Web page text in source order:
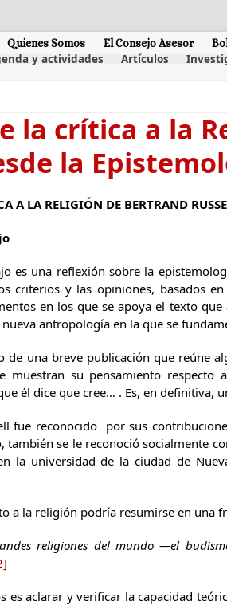
Quienes Somos El Consejo Asesor
y actividades Artículos
la crítica a la
la
A LA RELIGIÓN DE BERTRAND
es una reflexión sobre la
criterios y las opiniones, basados
en los que se apoya el texto
antropología en la que se
de una breve publicación que reúne
muestran su pensamiento
él dice que cree… . Es, en definitiva,
fue reconocido por sus
también se le reconoció socialmente
la universidad de la ciudad de
a la religión podría resumirse en una
religiones del mundo —el
es aclarar y verificar la capacidad